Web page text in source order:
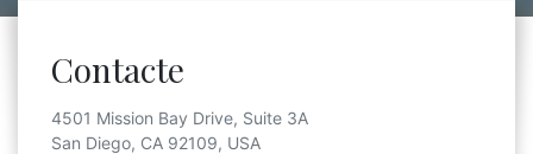
Contacte
4501 Mission Bay Drive, Suite 3A
San Diego, CA 92109, USA